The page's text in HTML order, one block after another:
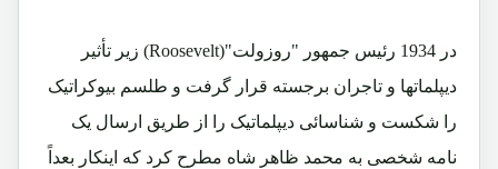
در 1934 رئیس جمهور "روزولت"( Roosevelt) زیر تأثیر
دیپلماتها و تاجران برجسته قرار گرفت و طلسم بیوکراتیک
را شکست و شناسائی دیپلماتیک را از طریق ارسال یک
نامه شخصی به محمد ظاهر شاه مطرح کرد که اینکار بعداً